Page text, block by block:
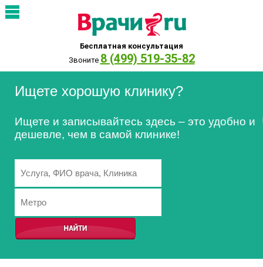
Бесплатная консультация
Звоните 8 (499) 519-35-82
Ищете хорошую клинику?
Ищете и записывайтесь здесь – это удобно и
дешевле, чем в самой клинике!